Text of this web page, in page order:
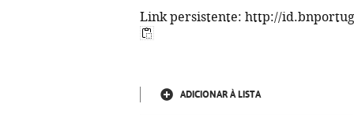
Link persistente: http://
ADICIONAR À LISTA